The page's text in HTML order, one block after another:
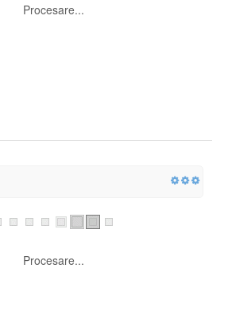
Procesare...
Procesare...